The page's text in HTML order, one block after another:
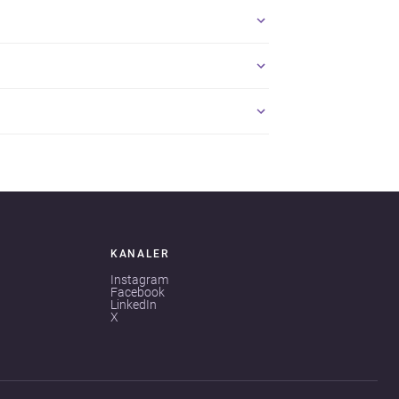
KANALER
Instagram
Facebook
LinkedIn
X